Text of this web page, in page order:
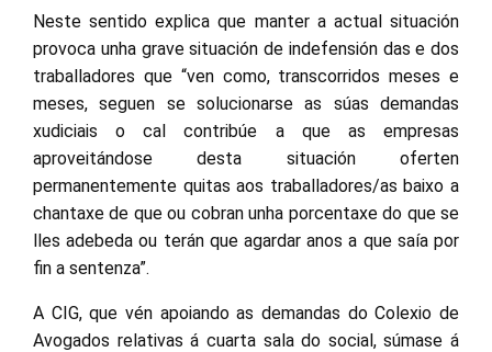
Neste sentido explica que manter a actual situación
provoca unha grave situación de indefensión das e dos
traballadores que “ven como, transcorridos meses e
meses, seguen se solucionarse as súas demandas
xudiciais o cal contribúe a que as empresas
aproveitándose desta situación oferten
permanentemente quitas aos traballadores/as baixo a
chantaxe de que ou cobran unha porcentaxe do que se
lles adebeda ou terán que agardar anos a que saía por
fin a sentenza”.
A CIG, que vén apoiando as demandas do Colexio de
Avogados relativas á cuarta sala do social, súmase á